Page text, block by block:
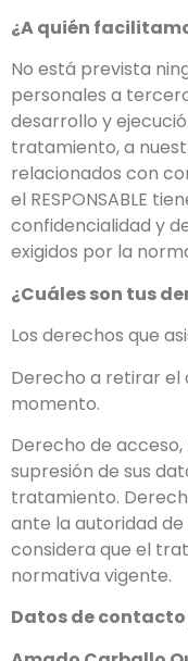
¿A quién
No está prevista
personales a
desarrollo y
tratamiento, a
relacionados con
el RESPONSABLE
confidencialidad y
exigidos por la
¿Cuáles son tus
Los derechos que
Derecho a retirar el
momento.
Derecho de
supresión de sus
tratamiento.
ante la autoridad
considera que el
normativa vigente.
Datos de